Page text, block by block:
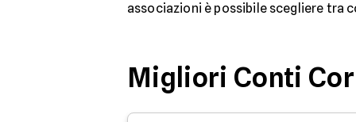
associazioni è possibile scegliere tra
Migliori Conti